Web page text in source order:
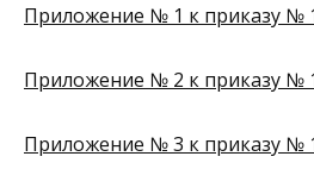
Приложение № 1 к приказу №
Приложение № 2 к приказу №
Приложение № 3 к приказу №